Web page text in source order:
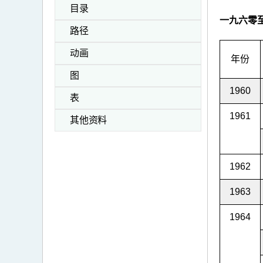
目录
路径
动画
图
表
其他资料
一九六零
年份
1960
1961
1962
1963
1964